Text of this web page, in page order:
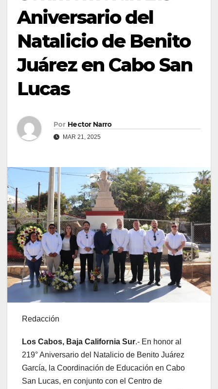
Aniversario del
Natalicio de Benito
Juárez en Cabo San
Lucas
Por Hector Narro
MAR 21, 2025
Redacción
Los Cabos, Baja California Sur.- En honor al
219° Aniversario del Natalicio de Benito Juárez
García, la Coordinación de Educación en Cabo
San Lucas, en conjunto con el Centro de